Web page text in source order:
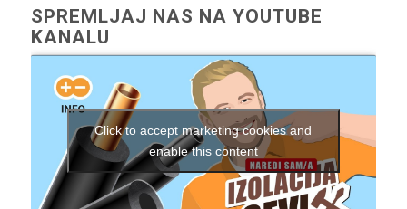
SPREMLJAJ NAS NA YOUTUBE
KANALU
Click to accept marketing cookies and
enable this content